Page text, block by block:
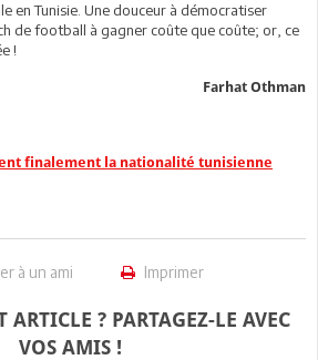
en Tunisie. Une douceur à démocratiser
de football à gagner coûte que coûte; or, ce
!
Farhat Othman
finalement la nationalité tunisienne
à un ami Imprimer
ARTICLE ? PARTAGEZ-LE AVEC
VOS AMIS !